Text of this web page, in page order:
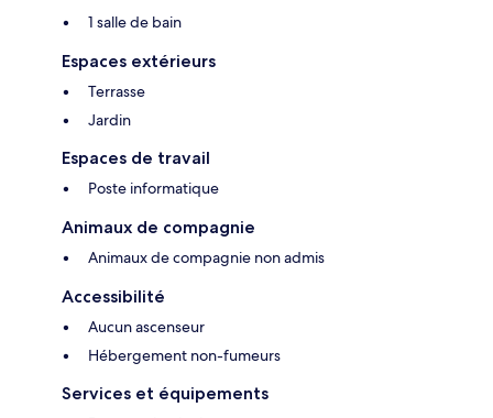
1 salle de bain
Espaces extérieurs
Terrasse
Jardin
Espaces de travail
Poste informatique
Animaux de compagnie
Animaux de compagnie non admis
Accessibilité
Aucun ascenseur
Hébergement non-fumeurs
Services et équipements